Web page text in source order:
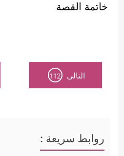
خاتمة القصة
التالي 112
روابط سريعة :